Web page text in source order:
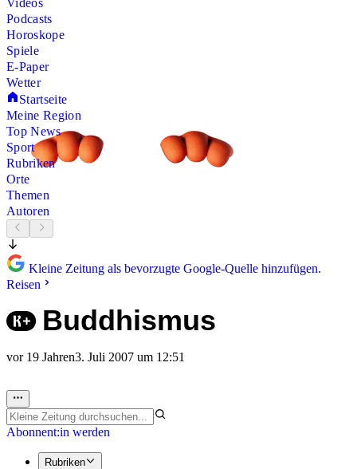
Videos
Podcasts
Horoskope
Spiele
E-Paper
Wetter
Startseite
Meine Region
Top News
Sport
Rubriken
Orte
Themen
Autoren
Kleine Zeitung als bevorzugte Google-Quelle hinzufügen.
Reisen
Buddhismus
vor 19 Jahren3. Juli 2007 um 12:51
Abonnent:in werden
Rubriken